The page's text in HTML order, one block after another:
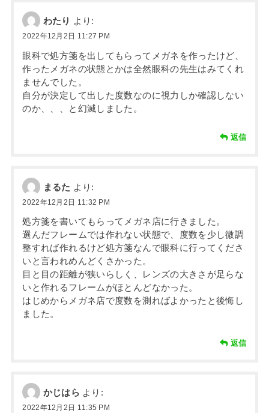
わたり より:
2022年12月2日 11:27 PM
眼科で処方箋を出してもらってメガネを作ったけど、
作ったメガネの状態とかは全然眼科の先生はみてくれ
ませんでした。
自分が決定して出した度数なのに視力しか確認しない
のか、、、と幻滅しました。
返信
まるた より:
2022年12月2日 11:32 PM
処方箋を書いてもらってメガネ店に行きました。
選んだフレームでは作れない状態で、度数を少し微調
整すれば作れるけど処方箋なんで眼科に行ってくださ
いと言われめんどくさかった。
目と目の距離が狭いらしく、レンズの大きさが足らな
いと作れるフレームがほとんどなかった。
はじめからメガネ店で度数を測ればよかったと後悔し
ました。
返信
かじはら より:
2022年12月2日 11:35 PM